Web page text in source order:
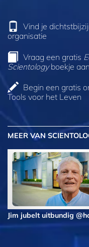
Vind je
organisatie
Vraag een gratis
Scientologyboekje aan
Begin een gratis
Tools voor het Leven
MEER VAN
Jim jubelt uitbundig